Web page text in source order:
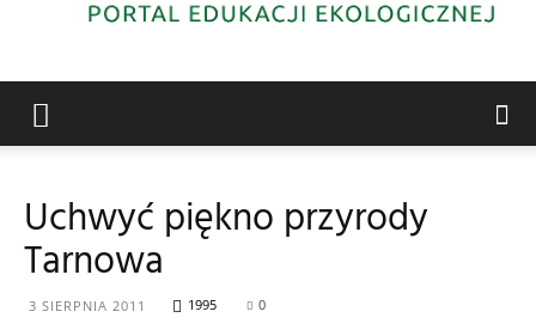
ekologiczna
Uchwyć piękno przyrody
Tarnowa
3 SIERPNIA 2011 1995 0